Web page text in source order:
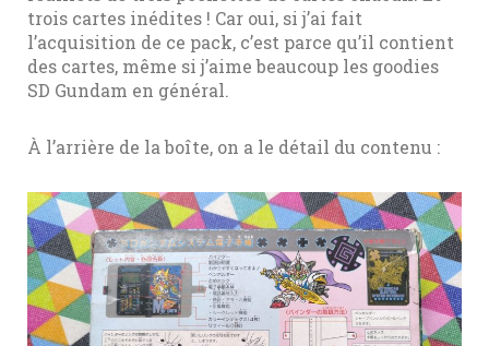
trois cartes inédites ! Car oui, si j’ai fait
l’acquisition de ce pack, c’est parce qu’il contient
des cartes, même si j’aime beaucoup les goodies
SD Gundam en général.
À l’arrière de la boîte, on a le détail du contenu :